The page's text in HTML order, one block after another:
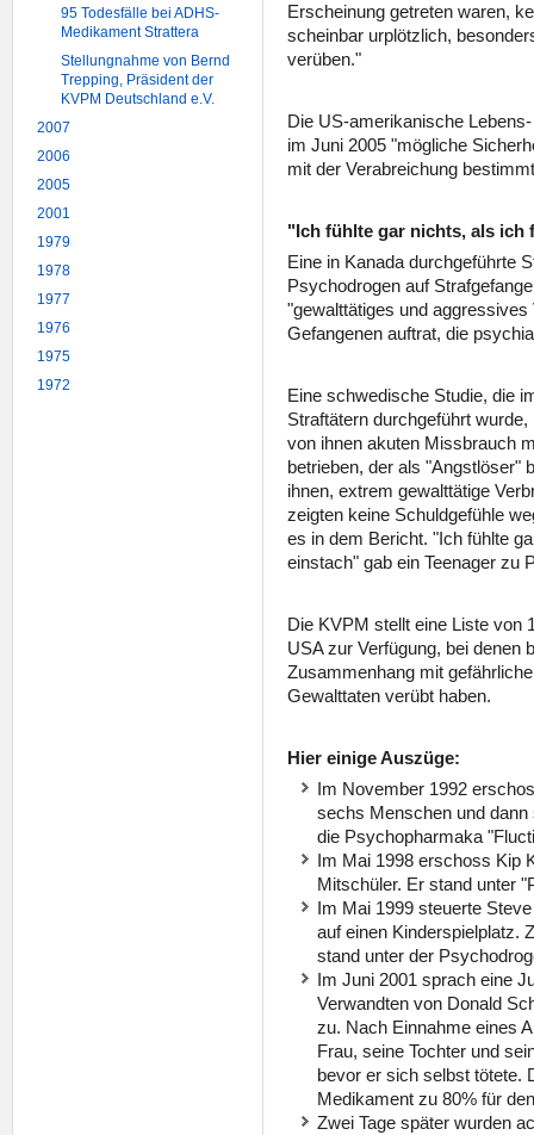
95 Todesfälle bei ADHS-
Medikament Strattera
Stellungnahme von Bernd
Trepping, Präsident der
KVPM Deutschland e.V.
2007
2006
2005
2001
1979
1978
1977
1976
1975
1972
Erscheinung getreten waren,
scheinbar urplötzlich,
verüben."
Die US-amerikanische
im Juni 2005 "mögliche
mit der Verabreichung
"Ich fühlte gar nichts, als ich
Eine in Kanada durchgeführte
Psychodrogen auf
"gewalttätiges und aggressives
Gefangenen auftrat, die
Eine schwedische Studie, die
Straftätern durchgeführt
von ihnen akuten Missbrauch
betrieben, der als "Angstlöser"
ihnen, extrem gewalttätige
zeigten keine Schuldgefühle
es in dem Bericht. "Ich fühlte
einstach" gab ein Teenager zu
Die KVPM stellt eine Liste von
USA zur Verfügung, bei denen
Zusammenhang mit
Gewalttaten verübt haben.
Hier einige Auszüge:
Im November 1992
sechs Menschen und
die Psychopharmaka
Im Mai 1998 erschoss Kip
Mitschüler. Er stand unter
Im Mai 1999 steuerte
auf einen Kinderspielplatz.
stand unter der
Im Juni 2001 sprach eine
Verwandten von Donald
zu. Nach Einnahme eines
Frau, seine Tochter und
bevor er sich selbst tötete.
Medikament zu 80% für
Zwei Tage später wurden